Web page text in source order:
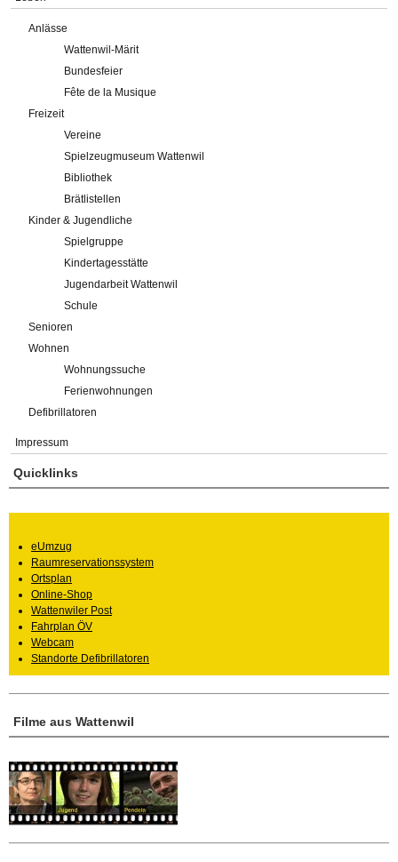
Anlässe
Wattenwil-Märit
Bundesfeier
Fête de la Musique
Freizeit
Vereine
Spielzeugmuseum Wattenwil
Bibliothek
Brätlistellen
Kinder & Jugendliche
Spielgruppe
Kindertagesstätte
Jugendarbeit Wattenwil
Schule
Senioren
Wohnen
Wohnungssuche
Ferienwohnungen
Defibrillatoren
Impressum
Filme aus Wattenwil
Quicklinks
eUmzug
Raumreservationssystem
Ortsplan
Online-Shop
Wattenwiler Post
Fahrplan ÖV
Webcam
Standorte Defibrillatoren